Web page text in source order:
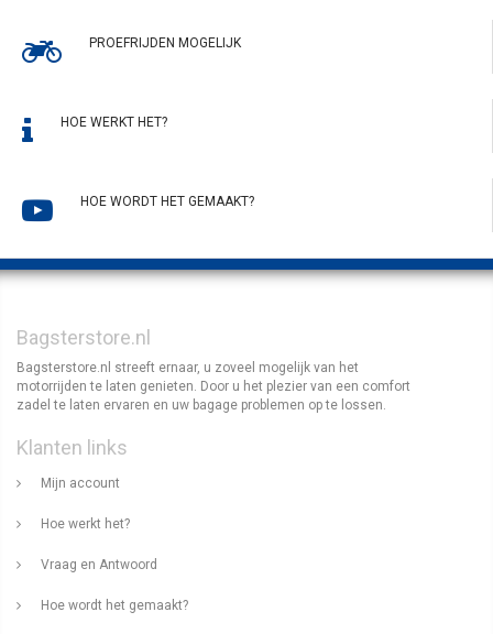
PROEFRIJDEN MOGELIJK
HOE WERKT HET?
HOE WORDT HET GEMAAKT?
Bagsterstore.nl
Bagsterstore.nl streeft ernaar, u zoveel mogelijk van het
motorrijden te laten genieten. Door u het plezier van een comfort
zadel te laten ervaren en uw bagage problemen op te lossen.
Klanten links
Mijn account
Hoe werkt het?
Vraag en Antwoord
Hoe wordt het gemaakt?